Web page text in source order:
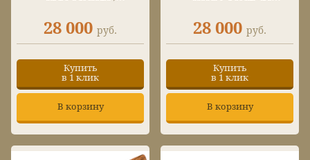
28 000 руб.
Купить
в 1 клик
В корзину
28 000 руб.
Купить
в 1 клик
В корзину